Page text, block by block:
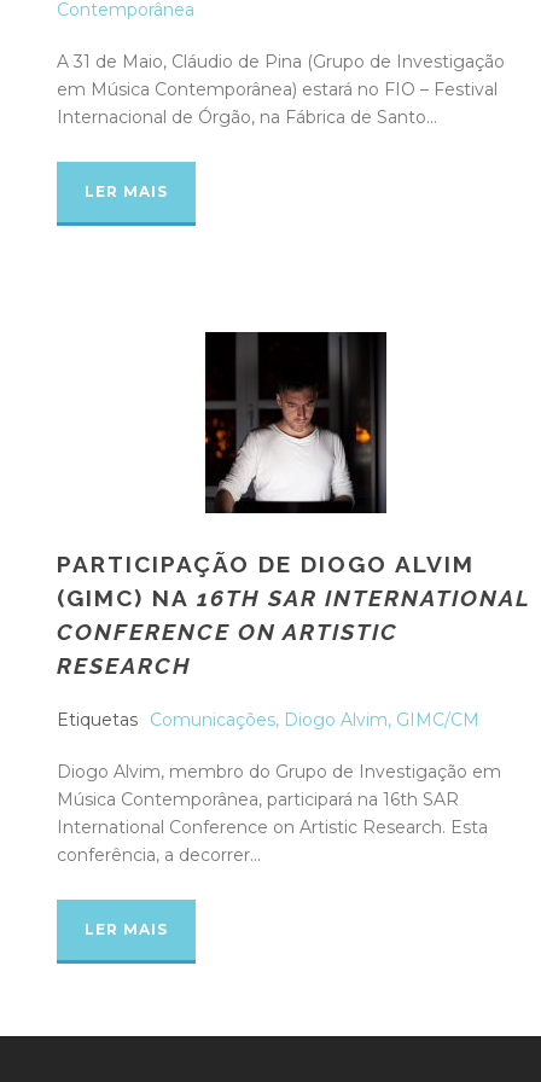
Contemporânea
A 31 de Maio, Cláudio de Pina (Grupo de Investigação
em Música Contemporânea) estará no FIO – Festival
Internacional de Órgão, na Fábrica de Santo...
LER MAIS
PARTICIPAÇÃO DE DIOGO ALVIM
(GIMC) NA 16TH SAR INTERNATIONAL
CONFERENCE ON ARTISTIC
RESEARCH
Etiquetas Comunicações, Diogo Alvim, GIMC/CM
Diogo Alvim, membro do Grupo de Investigação em
Música Contemporânea, participará na 16th SAR
International Conference on Artistic Research. Esta
conferência, a decorrer...
LER MAIS